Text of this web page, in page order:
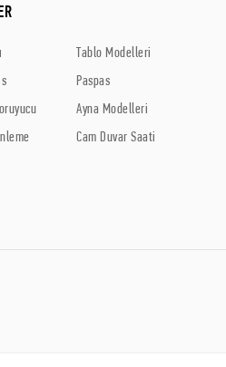
Tablo Modelleri
Paspas
Ayna Modelleri
Cam Duvar Saati